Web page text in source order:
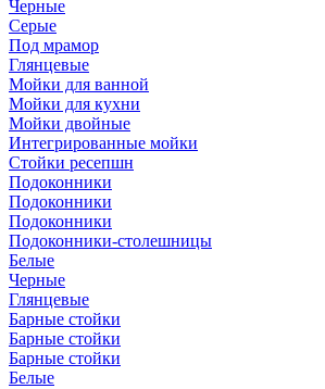
Черные
Серые
Под мрамор
Глянцевые
Мойки для ванной
Мойки для кухни
Мойки двойные
Интегрированные мойки
Стойки ресепшн
Подоконники
Подоконники
Подоконники
Подоконники-столешницы
Белые
Черные
Глянцевые
Барные стойки
Барные стойки
Барные стойки
Белые